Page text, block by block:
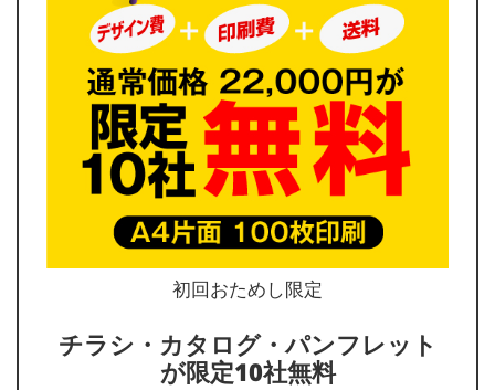
初回おためし限定
チラシ・カタログ・パンフレット
が限定10社無料